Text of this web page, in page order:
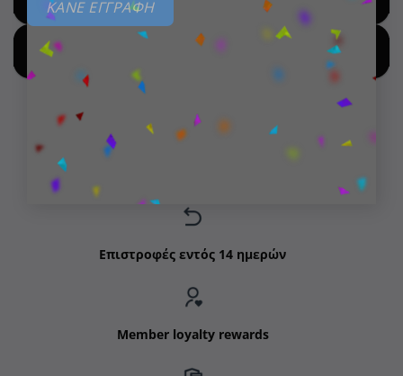
ΚΑΝΕ ΕΓΓΡΑΦΗ
SHOP BY NEW ARRIVALS
Δωρεάν μεταφορικά για παραγγελίες άνω των 99€
Επιστροφές εντός 14 ημερών
Member loyalty rewards